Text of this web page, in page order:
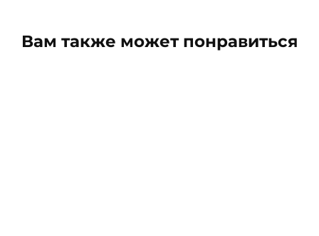
Вам также может понравиться